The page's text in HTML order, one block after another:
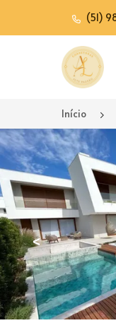
(51)
Página
Início
<